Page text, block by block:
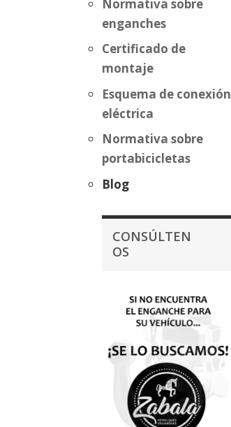
Normativa sobre
enganches
Certificado de
montaje
Esquema de conexión
eléctrica
Normativa sobre
portabicicletas
Blog
CONSÚLTEN
OS